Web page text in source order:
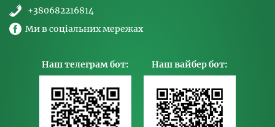
+380682216814
Ми в соціальних мережах
Наш телеграм бот: Наш вайбер бот: